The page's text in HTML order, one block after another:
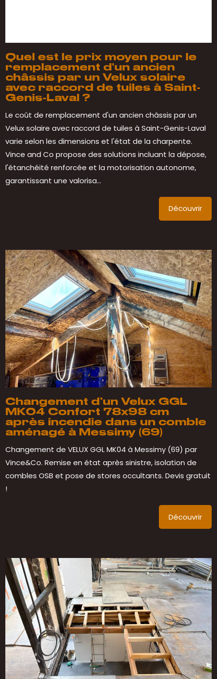
Quel est le prix moyen pour le
remplacement d'un ancien
châssis par un Velux solaire
avec raccord de tuiles à Saint-
Genis-Laval ?
Le coût de remplacement d'un ancien châssis par un
Velux solaire avec raccord de tuiles à Saint-Genis-Laval
varie selon les dimensions et l'état de la charpente.
Vince and Co propose des solutions incluant la dépose,
l'étanchéité renforcée et la motorisation autonome,
garantissant une valorisa...
Découvrir
Changement d’un Velux GGL
MK04 Confort 78x98 cm
après incendie dans un comble
aménagé à Messimy (69)
Changement de VELUX GGL MK04 à Messimy (69) par
Vince&Co. Remise en état après sinistre, isolation de
combles OSB et pose de stores occultants. Devis gratuit
!
Découvrir